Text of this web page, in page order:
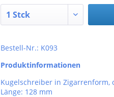
Bestell-Nr.: K093
Produktinformationen
Kugelschreiber in Zigarrenform,
Länge: 128 mm